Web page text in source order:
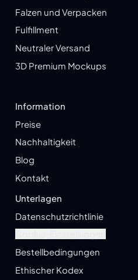
Falzen und Verpacken
Fulfillment
Neutraler Versand
3D Premium Mockups
Information
Preise
Nachhaltigkeit
Blog
Kontakt
Unterlagen
Datenschutzrichtlinie
Bestellbedingungen
Ethischer Kodex